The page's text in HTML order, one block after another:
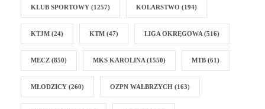
KLUB SPORTOWY (1257) KOLARSTWO (194)
KTJM (24) KTM (47) LIGA OKRĘGOWA (516)
MECZ (850) MKS KAROLINA (1550) MTB (61)
MŁODZICY (260) OZPN WAŁBRZYCH (163)